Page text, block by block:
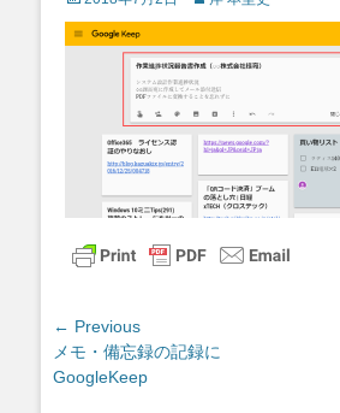
on
投
稿
ナ
← Previous
Previous
post:
メモ・備忘録の記録に
GoogleKeep